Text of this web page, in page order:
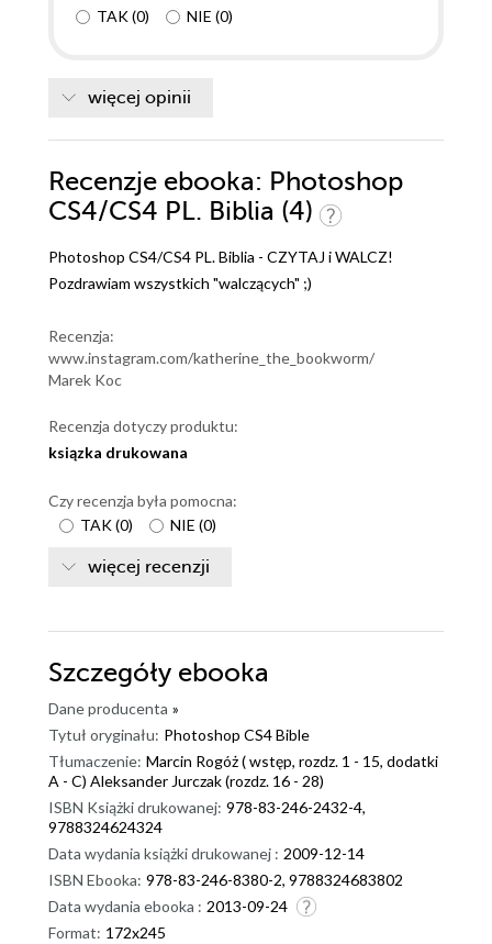
TAK(0) NIE (0)
więcej opinii
Recenzje ebooka: Photoshop
CS4/CS4 PL. Biblia (4)
Photoshop CS4/CS4 PL. Biblia - CZYTAJ i WALCZ!
Pozdrawiam wszystkich "walczących" ;)
Recenzja:
www.instagram.com/katherine_the_bookworm/
Marek Koc
Recenzja dotyczy produktu:
ksiązka drukowana
Czy recenzja była pomocna:
TAK(0) NIE (0)
więcej recenzji
Szczegóły ebooka
Dane producenta »
Tytuł oryginału: Photoshop CS4 Bible
Tłumaczenie: Marcin Rogóż ( wstęp, rozdz. 1 - 15, dodatki
A - C) Aleksander Jurczak (rozdz. 16 - 28)
ISBN Książki drukowanej: 978-83-246-2432-4,
9788324624324
Data wydania książki drukowanej : 2009-12-14
ISBN Ebooka: 978-83-246-8380-2, 9788324683802
Data wydania ebooka : 2013-09-24
Format: 172x245